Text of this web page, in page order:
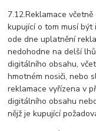
7.12.Reklamace
kupující o tom musí
ode dne uplatnění
nedohodne na delší
digitálního obsahu,
hmotném nosiči, nebo
reklamace vyřízena v
digitálního obsahu
nějž je kupující